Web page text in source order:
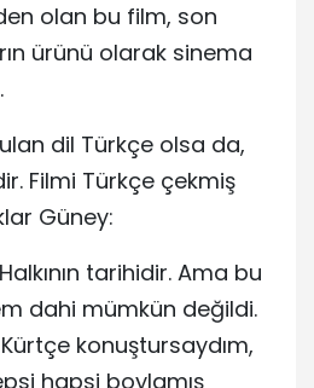
olan bu film, son
ürünü olarak sinema
dil Türkçe olsa da,
Filmi Türkçe çekmiş
Güney:
tarihidir. Ama bu
dahi mümkün değildi.
konuştursaydım,
hapsi boylamış